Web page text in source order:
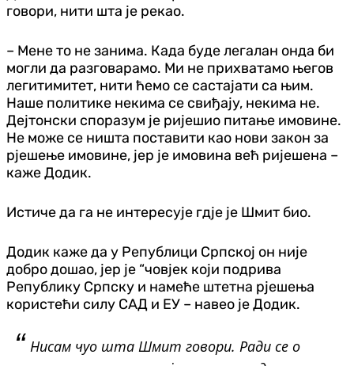
говори, нити шта је рекао.
– Мене то не занима. Када буде легалан онда би
могли да разговарамо. Ми не прихватамо његов
легитимитет, нити ћемо се састајати са њим.
Наше политике некима се свиђају, некима не.
Дејтонски споразум је ријешио питање имовине.
Не може се ништа поставити као нови закон за
рјешење имовине, јер је имовина већ ријешена –
каже Додик.
Истиче да га не интересује гдје је Шмит био.
Додик каже да у Републици Српској он није
добро дошао, јер је “човјек који подрива
Републику Српску и намеће штетна рјешења
користећи силу САД и ЕУ – навео је Додик.
Нисам чуо шта Шмит говори. Ради се о